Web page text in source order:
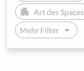
apartment Art des Spaces
Mehr Filter arrow_drop_down